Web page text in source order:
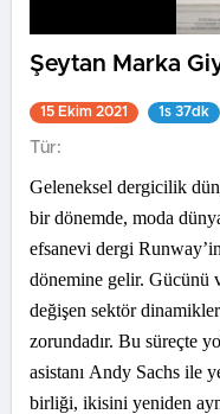
Şeytan Marka
15 Ekim 2021 1s 37dk
Tür:
Geleneksel dergicilik
bir dönemde, moda
efsanevi dergi
dönemine gelir. Gücünü
değişen sektör
zorundadır. Bu süreçte
asistanı Andy Sachs ile
birliği, ikisini yeniden